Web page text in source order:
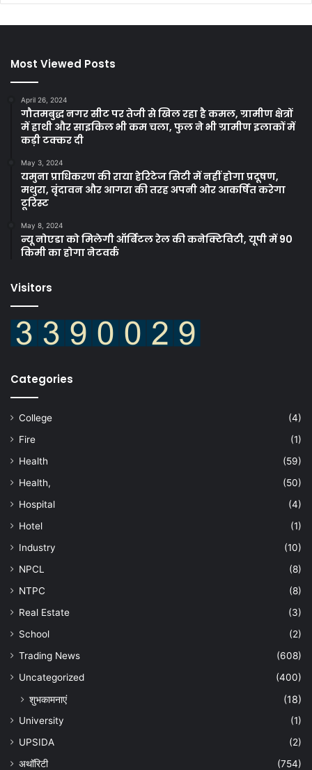
Most Viewed Posts
April 26, 2024
गौतमबुद्ध नगर सीट पर तेजी से खिल रहा है कमल, ग्रामीण क्षेत्रों
में हाथी और साइकिल भी कम चला, फुल ने भी ग्रामीण इलाकों में
कड़ी टक्कर दी
May 3, 2024
यमुना प्राधिकरण की राया हेरिटेज सिटी में नहीं होगा प्रदूषण,
मथुरा, वृंदावन और आगरा की तरह अपनी ओर आकर्षित करेगा
टूरिस्ट
May 8, 2024
न्यू नोएडा को मिलेगी ऑर्बिटल रेल की कनेक्टिविटी, यूपी में 90
किमी का होगा नेटवर्क
Visitors
Categories
College
(4)
Fire
(1)
Health
(59)
Health,
(50)
Hospital
(4)
Hotel
(1)
Industry
(10)
NPCL
(8)
NTPC
(8)
Real Estate
(3)
School
(2)
Trading News
(608)
Uncategorized
(400)
शुभकामनाएं (18)
University
(1)
UPSIDA
(2)
अथॉरिटी
(754)